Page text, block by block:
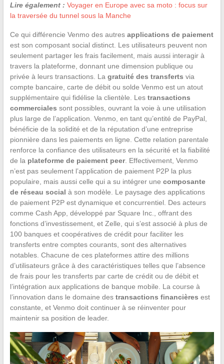
Lire également : Voyager en Europe avec sa moto : focus sur
la traversée du tunnel sous la Manche
Ce qui différencie Venmo des autres applications de paiement
est son composant social distinct. Les utilisateurs peuvent non
seulement partager les frais facilement, mais aussi interagir à
travers la plateforme, donnant une dimension publique ou
privée à leurs transactions. La gratuité des transferts via
compte bancaire, carte de débit ou solde Venmo est un atout
supplémentaire qui fidélise la clientèle. Les transactions
commerciales sont possibles, ouvrant la voie à une utilisation
plus large de l’application. Venmo, en tant qu’entité de PayPal,
bénéficie de la solidité et de la réputation d’une entreprise
pionnière dans les paiements en ligne. Cette relation parentale
renforce la confiance des utilisateurs en la sécurité et la fiabilité
de la plateforme de paiement peer. Effectivement, Venmo
n’est pas seulement l’application de paiement P2P la plus
populaire, mais aussi celle qui a su intégrer une composante
de réseau social à son modèle. Le paysage des applications
de paiement P2P est dynamique et concurrentiel. Des acteurs
comme Cash App, développé par Square Inc., offrant des
fonctions d’investissement, et Zelle, qui s’est associé à plus de
100 banques et coopératives de crédit pour faciliter les
transferts entre comptes courants, sont des alternatives
notables. Chacune de ces plateformes attire des millions
d’utilisateurs grâce à des caractéristiques telles que l’absence
de frais pour les transferts par carte de crédit ou de débit et
l’intégration aux applications de banque mobile. La course à
l’innovation dans le domaine des transactions financières est
constante, et Venmo doit continuer à se réinventer pour
maintenir sa position de leader.